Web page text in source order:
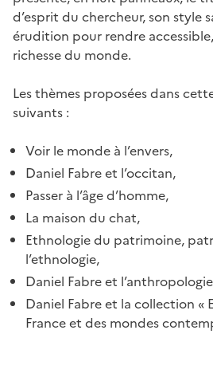
d’esprit du chercheur, son style
érudition pour rendre
richesse du monde.
Les thèmes proposées dans
suivants :
Voir le monde à l’envers,
Daniel Fabre et l’occitan,
Passer à l’âge d’homme,
La maison du chat,
Ethnologie du patrimoine,
l’ethnologie,
Daniel Fabre et
Daniel Fabre et la collection «
France et des mondes